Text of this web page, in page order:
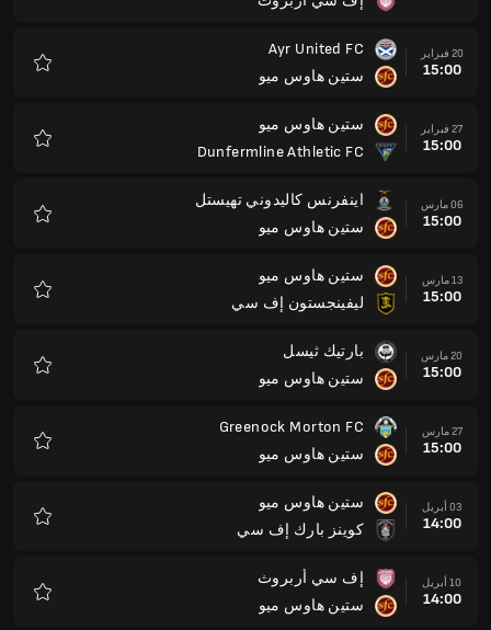
20 فبراير
15:00
Ayr United FC
ستين هاوس ميو
27 فبراير
15:00
ستين هاوس ميو
Dunfermline Athletic FC
06 مارس
15:00
اينفرنس كاليدوني تهيستل
ستين هاوس ميو
13 مارس
15:00
ستين هاوس ميو
ليفينجستون إف سي
20 مارس
15:00
بارتيك ثيسل
ستين هاوس ميو
27 مارس
15:00
Greenock Morton FC
ستين هاوس ميو
03 أبريل
14:00
ستين هاوس ميو
كوينز بارك إف سي
10 أبريل
14:00
إف سي أربروث
ستين هاوس ميو